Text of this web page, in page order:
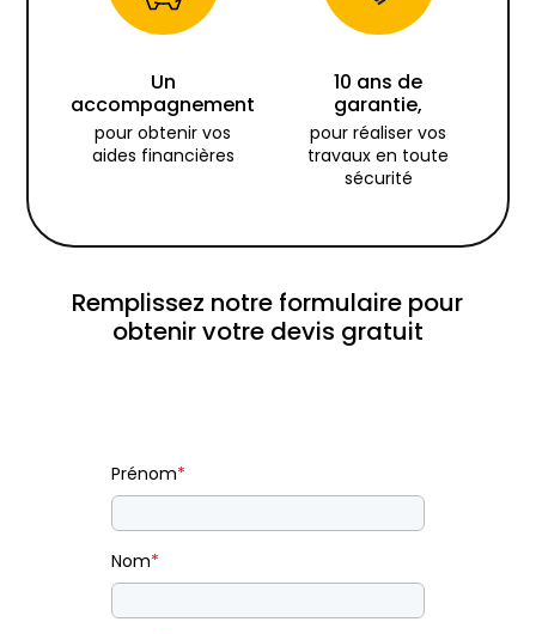
Un
accompagnement
pour obtenir vos
aides financières
10 ans de
garantie,
pour réaliser vos
travaux en toute
sécurité
Remplissez notre formulaire pour
obtenir votre devis gratuit
Prénom*
Nom*